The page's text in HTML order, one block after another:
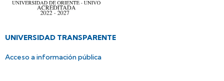
UNIVERSIDAD TRANSPARENTE
Acceso a información pública